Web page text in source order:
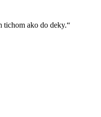
tichom ako do deky.